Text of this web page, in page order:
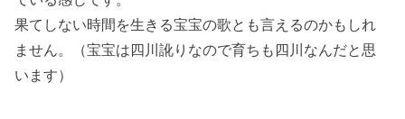
果てしない時間を生きる宝宝の歌とも言えるのかもしれ
ません。（宝宝は四川訛りなので育ちも四川なんだと思
います）